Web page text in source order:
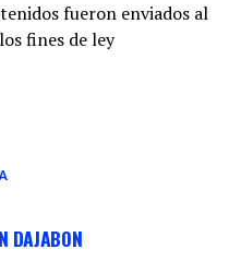
fueron enviados al
fines de ley
DAJABON